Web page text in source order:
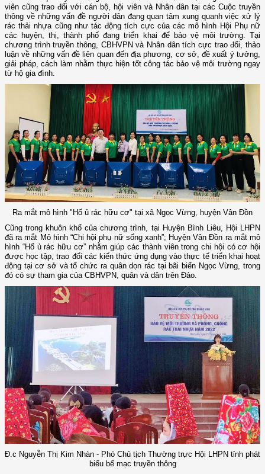
viên cũng trao đổi với cán bộ, hội viên và Nhân dân tại các Cuộc truyền
thông về những vấn đề người dân đang quan tâm xung quanh việc xử lý
rác thải nhựa cũng như tác động tích cực của các mô hình Hội Phụ nữ
các huyện, thị, thành phố đang triển khai để bảo vệ môi trường. Tại
chương trình truyền thông, CBHVPN và Nhân dân tích cực trao đổi, thảo
luận về những vấn đề liên quan đến địa phương, cơ sở, đề xuất ý tưởng,
giải pháp, cách làm nhằm thực hiện tốt công tác bảo vệ môi trường ngay
từ hộ gia đình.
Ra mắt mô hình "Hố ủ rác hữu cơ" tại xã Ngọc Vừng, huyện Vân Đồn
Cũng trong khuôn khổ của chương trình, tại Huyện Bình Liêu, Hội LHPN
đã ra mắt Mô hình “Chi hội phụ nữ sống xanh”; Huyện Vân Đồn ra mắt mô
hình “Hố ủ rác hữu cơ” nhằm giúp các thành viên trong chi hội có cơ hội
được học tập, trao đổi các kiến thức ứng dụng vào thực tế triển khai hoạt
động tại cơ sở và tổ chức ra quân dọn rác tại bãi biển Ngọc Vừng, trong
đó có sự tham gia của CBHVPN, quân và dân trên Đảo.
Đ.c Nguyễn Thị Kim Nhàn - Phó Chủ tịch Thường trực Hội LHPN tỉnh phát
biểu bế mạc truyền thông